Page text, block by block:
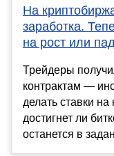
На
заработка.
на рост или
Трейдеры
контрактам —
делать ставки
достигнет ли
останется в